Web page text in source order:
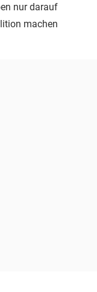
nur darauf
machen